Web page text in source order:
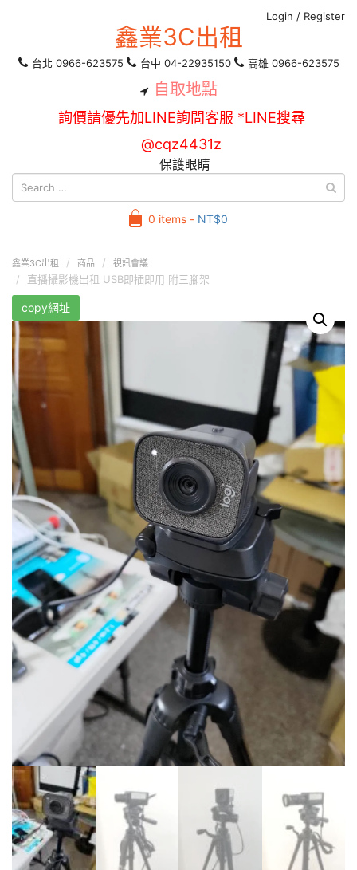
Login / Register
鑫業3C出租
台北 0966-623575 台中 04-22935150 高雄 0966-623575
自取地點
詢價請優先加LINE詢問客服 *LINE搜尋
@cqz4431z
保護眼睛
0 items - NT$0
鑫業3C出租 商品 視訊會議
直播攝影機出租 USB即插即用 附三腳架
copy網址